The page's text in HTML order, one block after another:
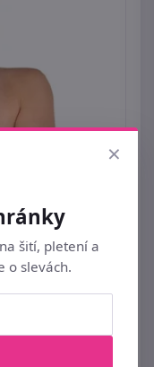
×
šití, pletení a
o slevách.